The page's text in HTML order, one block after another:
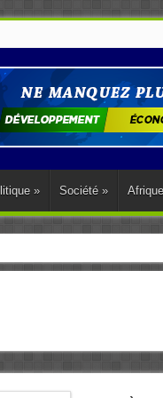
» Société » Afrique
(WADO) 2026 : «